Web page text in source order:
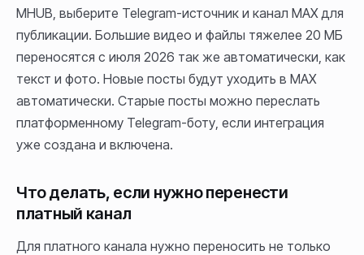
MHUB, выберите Telegram-источник и канал MAX для
публикации. Большие видео и файлы тяжелее 20 МБ
переносятся с июля 2026 так же автоматически, как
текст и фото. Новые посты будут уходить в MAX
автоматически. Старые посты можно переслать
платформенному Telegram-боту, если интеграция
уже создана и включена.
Что делать, если нужно перенести
платный канал
Для платного канала нужно переносить не только